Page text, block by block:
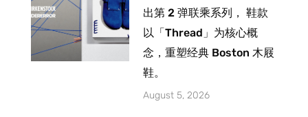
出第 2 弹联乘系列， 鞋款
以「Thread」为核心概
念，重塑经典 Boston 木屐
鞋。
August 5, 2026